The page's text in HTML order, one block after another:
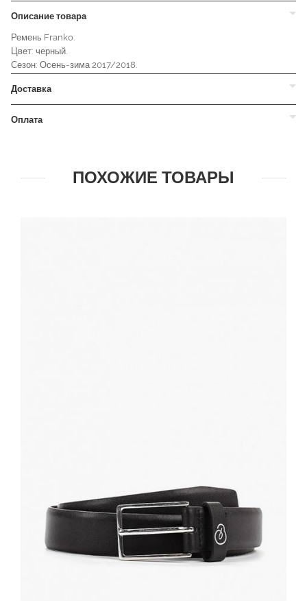
Описание товара
Ремень Franko.
Цвет: черный.
Сезон: Осень-зима 2017/2018.
Доставка
Оплата
ПОХОЖИЕ ТОВАРЫ